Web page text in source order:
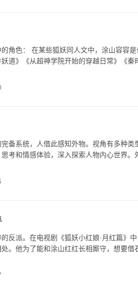
角色： 在某些狐妖同人文中，涂山容容
道》《从超神学院开始的穿越日常》《
备系统，人借此感知外物。视角有多种类
考和情感体验，深入探索人物内心世界
反派。在电视剧《狐妖小红娘·月红篇》
。他为了能和涂山红红长相厮守，想要